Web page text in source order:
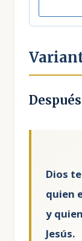
Dios
quien
y
Jesús.